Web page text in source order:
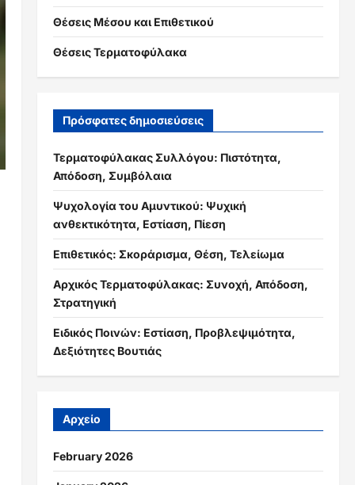
Θέσεις Μέσου και Επιθετικού
Θέσεις Τερματοφύλακα
Πρόσφατες δημοσιεύσεις
Τερματοφύλακας Συλλόγου: Πιστότητα,
Απόδοση, Συμβόλαια
Ψυχολογία του Αμυντικού: Ψυχική
ανθεκτικότητα, Εστίαση, Πίεση
Επιθετικός: Σκοράρισμα, Θέση, Τελείωμα
Αρχικός Τερματοφύλακας: Συνοχή, Απόδοση,
Στρατηγική
Ειδικός Ποινών: Εστίαση, Προβλεψιμότητα,
Δεξιότητες Βουτιάς
Αρχείο
February 2026